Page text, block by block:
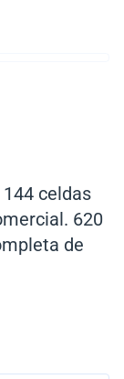
celdas
620
de